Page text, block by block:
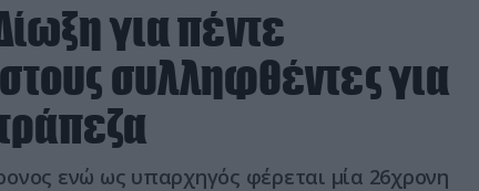
για πέντε
συλληφθέντες για
ενώ ως υπαρχηγός φέρεται μία 26χρονη